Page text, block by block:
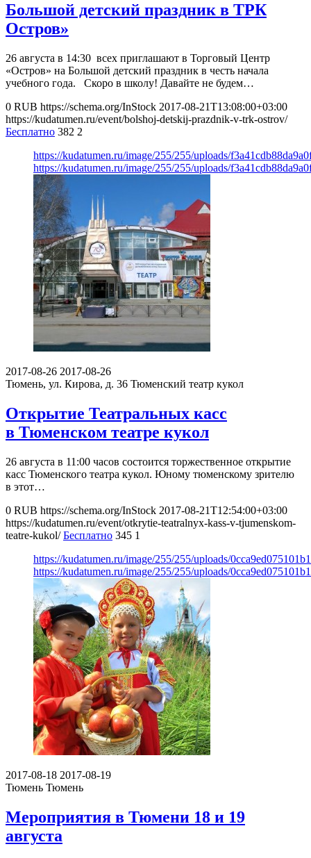
Большой детский праздник в ТРК
Остров»
26 августа в 14:30 всех приглашают в Торговый Центр
«Остров» на Большой детский праздник в честь начала
учебного года. Скоро в школу! Давайте не будем…
0 RUB https://schema.org/InStock 2017-08-21T13:08:00+03:00
https://kudatumen.ru/event/bolshoj-detskij-prazdnik-v-trk-ostrov/
Бесплатно 382 2
https://kudatumen.ru/image/255/255/uploads/
https://kudatumen.ru/image/255/255/uploads/
2017-08-26 2017-08-26
Тюмень, ул. Кирова, д. 36 Тюменский театр кукол
Открытие Театральных касс
в Тюменском театре кукол
26 августа в 11:00 часов состоится торжественное открытие
касс Тюменского театра кукол. Юному тюменскому зрителю
в этот…
0 RUB https://schema.org/InStock 2017-08-21T12:54:00+03:00
https://kudatumen.ru/event/otkrytie-teatralnyx-kass-v-tjumenskom-
teatre-kukol/ Бесплатно 345 1
https://kudatumen.ru/image/255/255/uploads/
https://kudatumen.ru/image/255/255/uploads/
2017-08-18 2017-08-19
Тюмень Тюмень
Мероприятия в Тюмени 18 и 19
августа